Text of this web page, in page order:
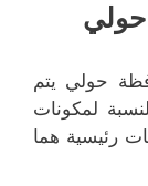
حولي
حولي يتم
لمكونات
رئيسية هما